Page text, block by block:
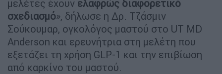
μελέτες έχουν ελαφρώς διαφορετικό
σχεδιασμό», δήλωσε η Δρ. Τζάσμιν
Σούκουμαρ, ογκολόγος μαστού στο UT MD
Anderson και ερευνήτρια στη μελέτη που
εξετάζει τη χρήση GLP-1 και την επιβίωση
από καρκίνο του μαστού.